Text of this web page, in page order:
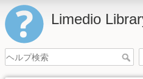
Limedio